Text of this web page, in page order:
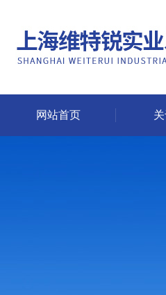
网站首页